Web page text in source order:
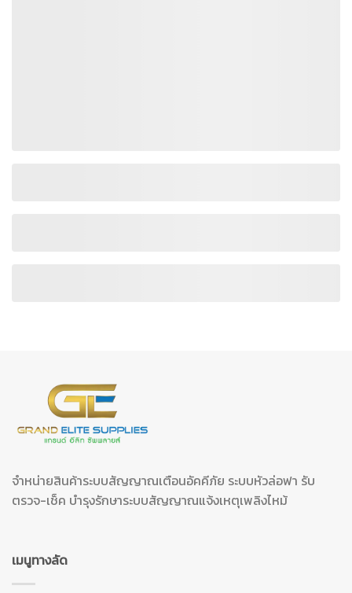
จำหน่ายสินค้าระบบสัญญาณเตือนอัคคีภัย ระบบหัวล่อฟา รับ
ตรวจ-เช็ค บำรุงรักษาระบบสัญญาณแจ้งเหตุเพลิงไหม้
เมนูทางลัด